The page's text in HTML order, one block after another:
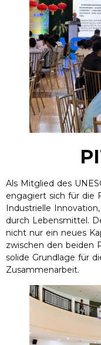
Als Mitglied des
engagiert sich für die
Industrielle
durch Lebensmittel.
nicht nur ein neues
zwischen den beiden
solide Grundlage für
Zusammenarbeit.